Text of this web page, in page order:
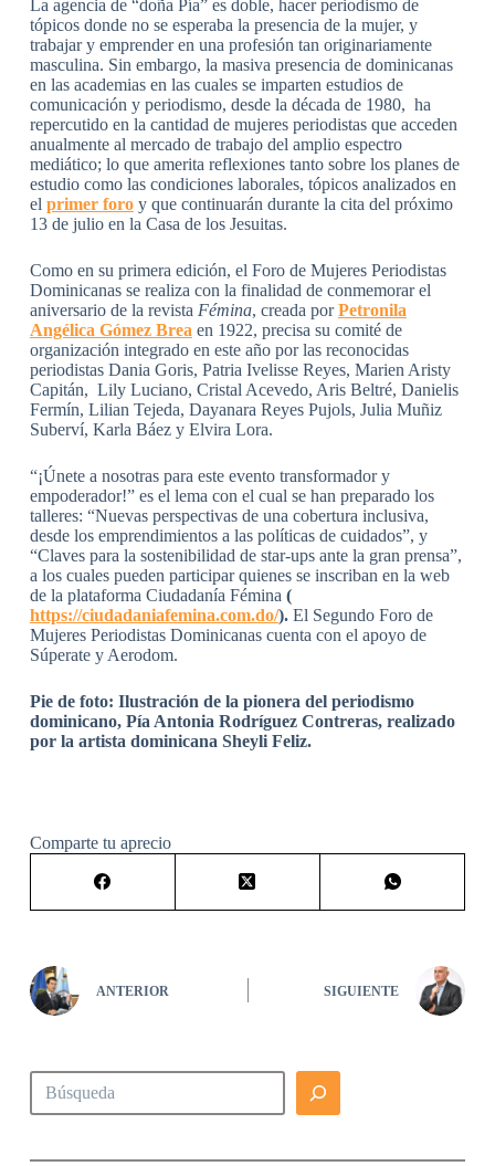
La agencia de “doña Pía” es doble, hacer periodismo de
tópicos donde no se esperaba la presencia de la mujer, y
trabajar y emprender en una profesión tan originariamente
masculina. Sin embargo, la masiva presencia de dominicanas
en las academias en las cuales se imparten estudios de
comunicación y periodismo, desde la década de 1980, ha
repercutido en la cantidad de mujeres periodistas que acceden
anualmente al mercado de trabajo del amplio espectro
mediático; lo que amerita reflexiones tanto sobre los planes de
estudio como las condiciones laborales, tópicos analizados en
el primer foroy que continuarán durante la cita del próximo
13 de julio en la Casa de los Jesuitas.
Como en su primera edición, el Foro de Mujeres Periodistas
Dominicanas se realiza con la finalidad de conmemorar el
aniversario de la revista Fémina, creada porPetronila
Angélica Gómez Brea en 1922, precisa su comité de
organización integrado en este año por las reconocidas
periodistas Dania Goris, Patria Ivelisse Reyes, Marien Aristy
Capitán, Lily Luciano, Cristal Acevedo, Aris Beltré, Danielis
Fermín, Lilian Tejeda, Dayanara Reyes Pujols, Julia Muñiz
Suberví, Karla Báez y Elvira Lora.
“¡Únete a nosotras para este evento transformador y
empoderador!” es el lema con el cual se han preparado los
talleres: “Nuevas perspectivas de una cobertura inclusiva,
desde los emprendimientos a las políticas de cuidados”, y
“Claves para la sostenibilidad de star-ups ante la gran prensa”,
a los cuales pueden participar quienes se inscriban en la web
de la plataforma Ciudadanía Fémina (
https://ciudadaniafemina.com.do/).El Segundo Foro de
Mujeres Periodistas Dominicanas cuenta con el apoyo de
Súperate y Aerodom.
Pie de foto: Ilustración de la pionera del periodismo
dominicano, Pía Antonia Rodríguez Contreras, realizado
por la artista dominicana Sheyli Feliz.
Comparte tu aprecio
ANTERIOR SIGUIENTE
Buscar